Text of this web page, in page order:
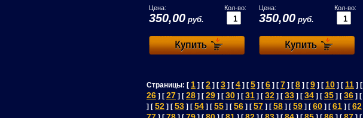
Цена:
350,00 руб.
Кол-во: Цена:
350,00 руб.
Кол-во:
Страницы: [ 1 ] [ 2 ] [ 3 ] [ 4 ] [ 5 ] [ 6 ] [ 7 ] [ 8 ] [ 9 ] [ 10 ] [ 11 ] [
26 ] [ 27 ] [ 28 ] [ 29 ] [ 30 ] [ 31 ] [ 32 ] [ 33 ] [ 34 ] [ 35 ] [ 36 ] [
] [ 52 ] [ 53 ] [ 54 ] [ 55 ] [ 56 ] [ 57 ] [ 58 ] [ 59 ] [ 60 ] [ 61 ] [ 62